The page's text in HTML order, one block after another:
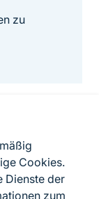
Cookies.
Dienste der
zum
zu